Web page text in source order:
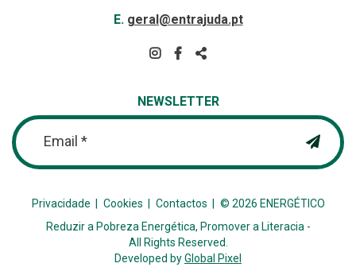
E. geral@entrajuda.pt
REDE
NEWSLETTER
Email *
Privacidade Cookies Contactos
© 2026 ENERGÉTICO
Reduzir a Pobreza Energética, Promover a Literacia -
All Rights Reserved.
Developed byGlobal Pixel